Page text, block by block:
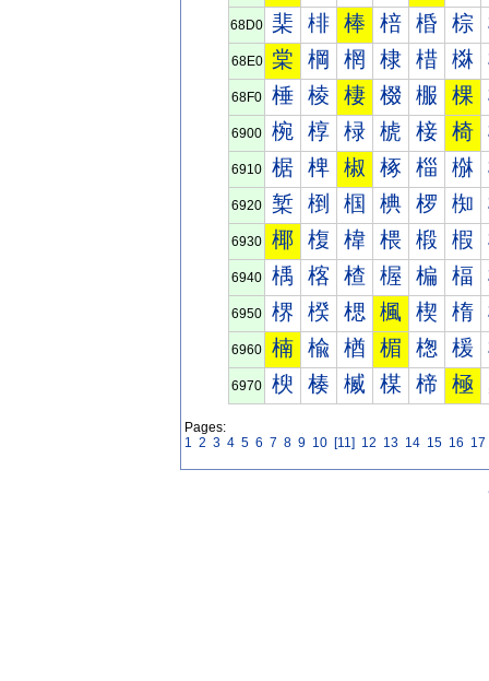
68D0 棐 棑 棒 棓 棔 棕
68E0 棠 棡 棢 棣 棤 棥
68F0 棰 棱 棲 棳 棴 棵
6900 椀 椁 椂 椃 椄 椅
6910 椐 椑 椒 椓 椔 椕
6920 椠 椡 椢 椣 椤 椥
6930 椰 椱 椲 椳 椴 椵
6940 楀 楁 楂 楃 楄 楅
6950 楐 楑 楒 楓 楔 楕
6960 楠 楡 楢 楣 楤 楥
6970 楰 楱 楲 楳 楴 極
Pages:
1 2 3 4 5 6 7 8 9 10 [11] 12 13 14 15 16 17